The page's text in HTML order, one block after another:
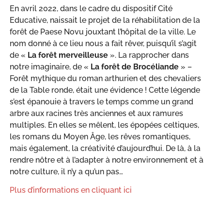
En avril 2022, dans le cadre du dispositif Cité
Educative, naissait le projet de la réhabilitation de la
forêt de Paese Novu jouxtant l’hôpital de la ville. Le
nom donné à ce lieu nous a fait rêver, puisqu’il s’agit
de « La forêt merveilleuse ». La rapprocher dans
notre imaginaire, de « La forêt de Brocéliande » –
Forêt mythique du roman arthurien et des chevaliers
de la Table ronde, était une évidence ! Cette légende
s’est épanouie à travers le temps comme un grand
arbre aux racines très anciennes et aux ramures
multiples. En elles se mêlent, les épopées celtiques,
les romans du Moyen Âge, les rêves romantiques,
mais également, la créativité d’aujourd’hui. De là, à la
rendre nôtre et à l’adapter à notre environnement et à
notre culture, il n’y a qu’un pas…
Plus d’informations en cliquant ici